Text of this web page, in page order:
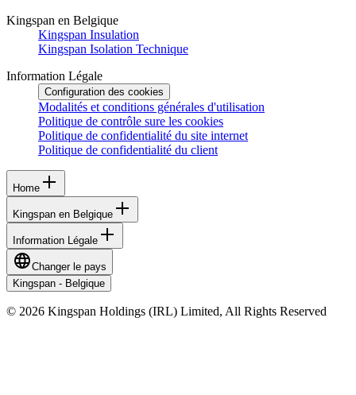
Kingspan en Belgique
Kingspan Insulation
Kingspan Isolation Technique
Information Légale
Configuration des cookies
Modalités et conditions générales d'utilisation
Politique de contrôle sure les cookies
Politique de confidentialité du site internet
Politique de confidentialité du client
Home
Kingspan en Belgique
Information Légale
Changer le pays
Kingspan - Belgique
© 2026 Kingspan Holdings (IRL) Limited, All Rights Reserved